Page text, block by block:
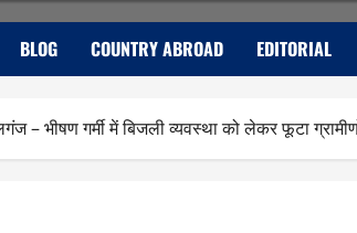
BLOG COUNTRY ABROAD EDITORIAL
– भीषण गर्मी में बिजली व्यवस्था को लेकर फूटा